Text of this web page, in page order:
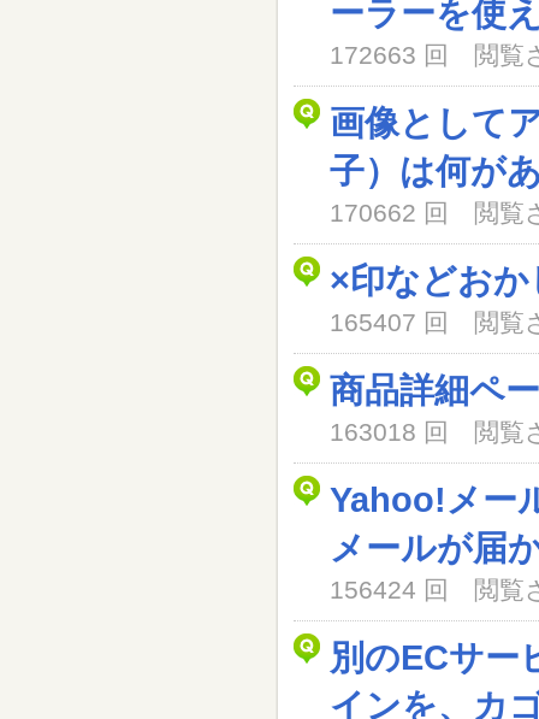
ーラーを使
172663 回 閲覧
画像として
子）は何が
170662 回 閲覧
×印などお
165407 回 閲覧
商品詳細ペ
163018 回 閲覧
Yahoo!メー
メールが届
156424 回 閲覧
別のECサー
インを、カ